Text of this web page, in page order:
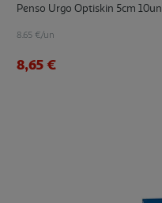
Penso Urgo Optiskin 5cm 10un
8.65 €/un
8,65 €